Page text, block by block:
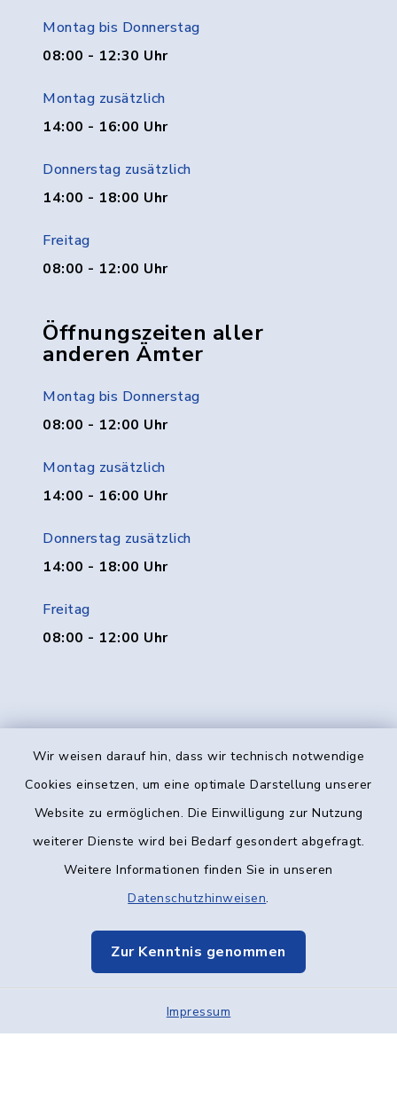
Wir weisen darauf hin, dass wir technisch notwendige
Cookies einsetzen, um eine optimale Darstellung unserer
Website zu ermöglichen. Die Einwilligung zur Nutzung
weiterer Dienste wird bei Bedarf gesondert abgefragt.
Weitere Informationen finden Sie in unseren
Datenschutzhinweisen.
Zur Kenntnis genommen
Impressum
Montag bis Donnerstag
08:00 - 12:30 Uhr
Montag zusätzlich
14:00 - 16:00 Uhr
Donnerstag zusätzlich
14:00 - 18:00 Uhr
Freitag
08:00 - 12:00 Uhr
Öffnungszeiten aller
anderen Ämter
Montag bis Donnerstag
08:00 - 12:00 Uhr
Montag zusätzlich
14:00 - 16:00 Uhr
Donnerstag zusätzlich
14:00 - 18:00 Uhr
Freitag
08:00 - 12:00 Uhr
Kontakt
Datenschutz
Elektronische Kommunikation
Sitemap